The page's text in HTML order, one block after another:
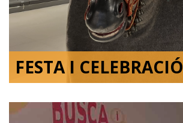
FESTA I CELEBRACIÓ